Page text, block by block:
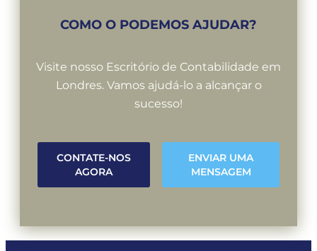
COMO O PODEMOS AJUDAR?
Visite nosso Escritório de Contabilidade em
Londres. Vamos ajudá-lo a alcançar o
sucesso!
CONTATE-NOS
AGORA
ENVIAR UMA
MENSAGEM